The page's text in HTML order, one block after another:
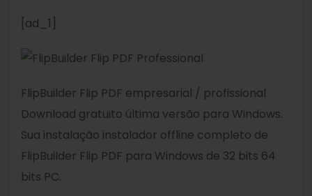
[ad_1]
FlipBuilder Flip PDF empresarial / profissional
Download gratuito última versão para Windows.
Sua instalação instalador offline completo de
FlipBuilder Flip PDF para Windows de 32 bits 64
bits PC.